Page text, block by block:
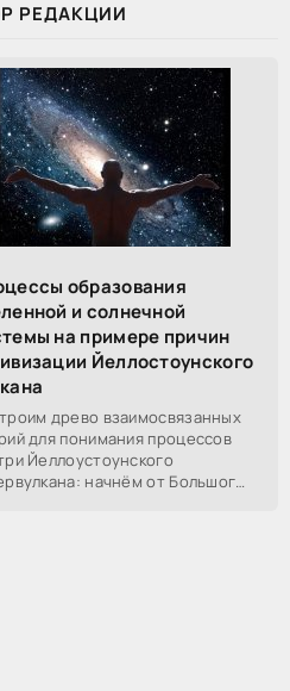
РЕДАКЦИИ
образования
и солнечной
на примере причин
Йеллостоунского
древо взаимосвязанных
для понимания процессов
Йеллоустоунского
начнём от Большого